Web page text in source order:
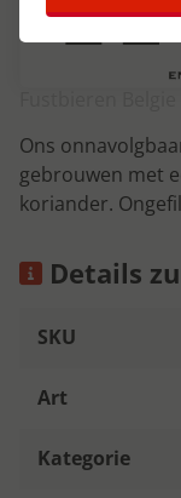
Ons
gebrouwen met
koriander.
Details
SKU
Art
Kategorie